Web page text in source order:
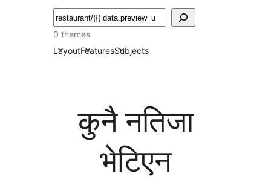
खोज्नुहोस्
0 themes
LayoutFeaturesSubjects
कुनै नतिजा
भेटिएन